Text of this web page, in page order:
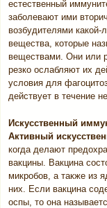
естественный
заболевают ими
возбудителями
вещества, которые
веществами. Они или
резко ослабляют их
условия для
действует в течение
Искусственный
Активный
когда делают
вакцины. Вакцина
микробов, а также из
них. Если вакцина
оспы, то она